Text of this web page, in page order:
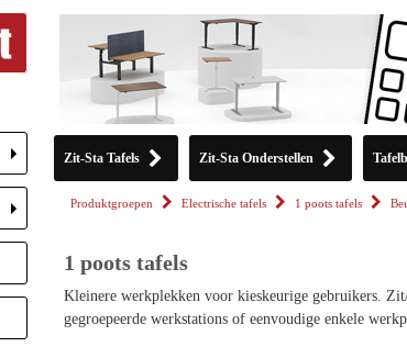
Zit-Sta Tafels Zit-Sta Onderstellen
Produktgroepen Electrische tafels 1 poots tafels
1 poots tafels
Kleinere werkplekken voor kieskeurige gebruikers.
gegroepeerde werkstations of eenvoudige enkele
+
+